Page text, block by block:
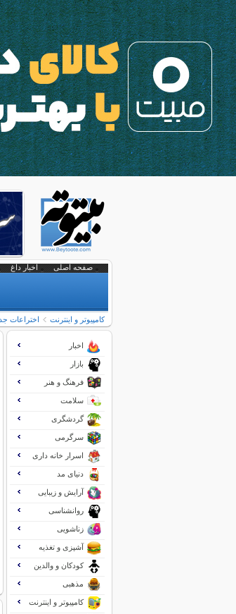
صفحه اصلی اخبار داغ
کامپیوتر و اینترنت اختراعات
اخبار
بازار
فرهنگ و هنر
سلامت
گردشگری
سرگرمی
اسرار خانه داری
دنیای مد
آرایش و زیبایی
روانشناسی
زناشویی
آشپزی و تغذیه
کودکان و والدین
مذهبی
کامپیوتر و اینترنت